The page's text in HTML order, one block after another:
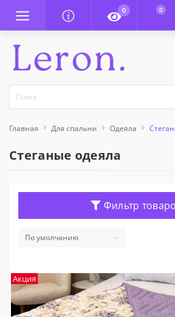
0 0
Главная Для спальни Одеяла
Стеганые одеяла
Фильтр
Акция